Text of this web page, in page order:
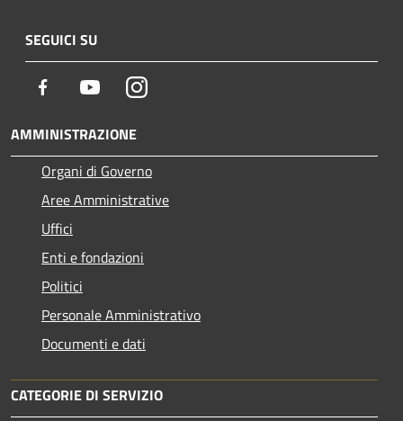
SEGUICI SU
Facebook YoutubeInstagram
AMMINISTRAZIONE
Organi di Governo
Aree Amministrative
Uffici
Enti e fondazioni
Politici
Personale Amministrativo
Documenti e dati
CATEGORIE DI SERVIZIO